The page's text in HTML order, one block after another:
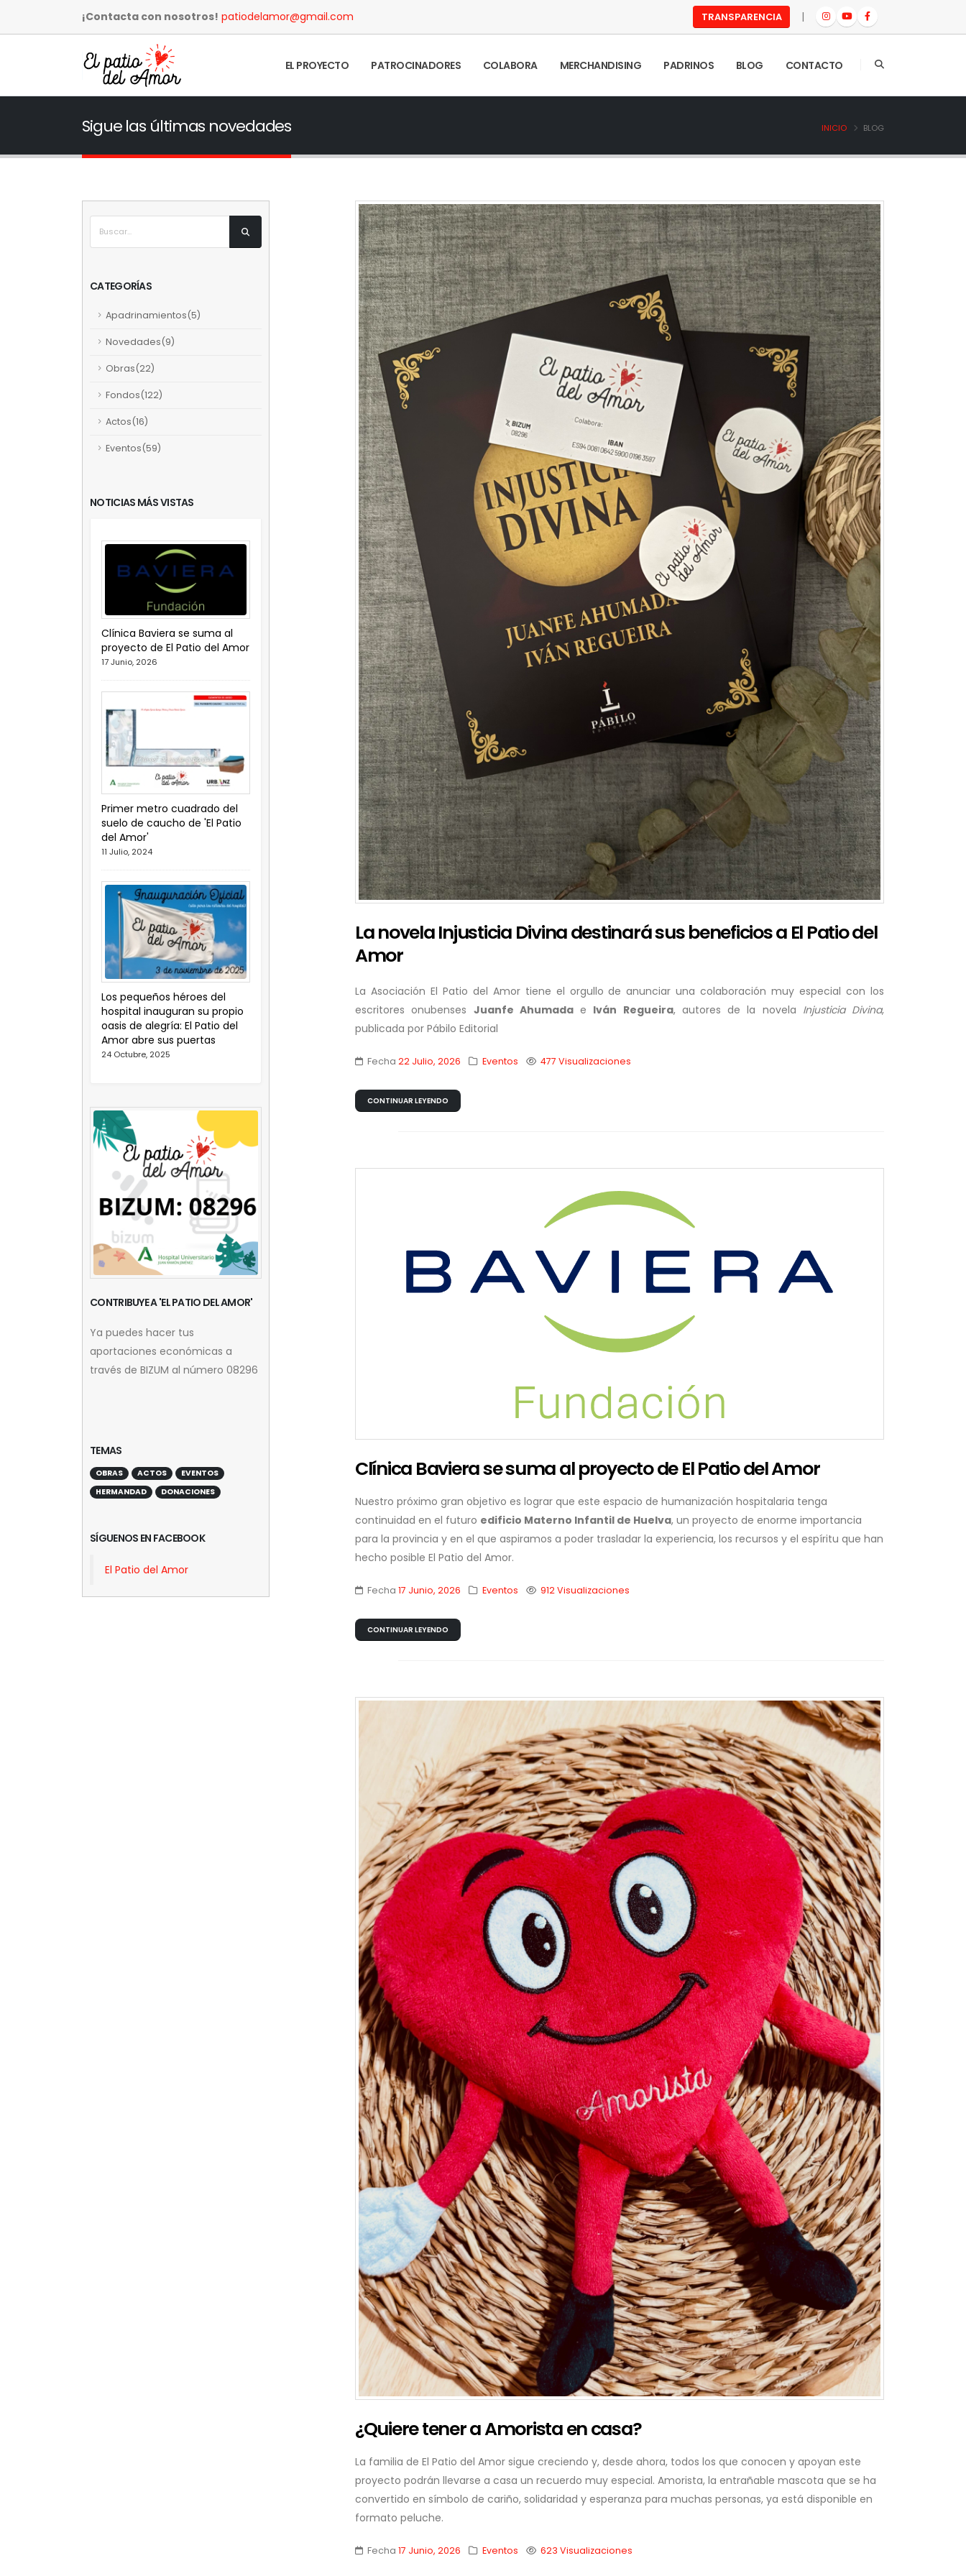
¡Contacta con nosotros! patiodelamor@gmail.com TRANSPARENCIA |
EL PROYECTO PATROCINADORES COLABORA MERCHANDISING PADRINOS BLOG CONTACTO
Sigue las últimas novedades INICIO BLOG
CATEGORÍAS
Apadrinamientos(5)
Novedades(9)
Obras(22)
Fondos(122)
Actos(16)
Eventos(59)
NOTICIAS MÁS VISTAS
Clínica Baviera se suma al
proyecto de El Patio del Amor
17 Junio, 2026
Primer metro cuadrado del
suelo de caucho de 'El Patio
del Amor'
11 Julio, 2024
Los pequeños héroes del
hospital inauguran su propio
oasis de alegría: El Patio del
Amor abre sus puertas
24 Octubre, 2025
CONTRIBUYE A 'EL PATIO DEL AMOR'
Ya puedes hacer tus
aportaciones económicas a
través de BIZUM al número 08296
TEMAS
OBRAS ACTOS
EVENTOS
HERMANDAD
DONACIONES
SÍGUENOS EN FACEBOOK
El Patio del Amor
La novela Injusticia Divina destinará sus beneficios a El Patio del
Amor
La Asociación El Patio del Amor tiene el orgullo de anunciar una colaboración muy especial con los
escritores onubenses Juanfe Ahumadae Iván Regueira, autores de la novela Injusticia Divina,
publicada por Pábilo Editorial
Fecha 22 Julio, 2026 Eventos 477 Visualizaciones
CONTINUAR LEYENDO
Clínica Baviera se suma al proyecto de El Patio del Amor
Nuestro próximo gran objetivo es lograr que este espacio de humanización hospitalaria tenga
continuidad en el futuro edificio Materno Infantil de Huelva, un proyecto de enorme importancia
para la provincia y en el que aspiramos a poder trasladar la experiencia, los recursos y el espíritu que han
hecho posible El Patio del Amor.
Fecha 17 Junio, 2026 Eventos 912 Visualizaciones
CONTINUAR LEYENDO
¿Quiere tener a Amorista en casa?
La familia de El Patio del Amor sigue creciendo y, desde ahora, todos los que conocen y apoyan este
proyecto podrán llevarse a casa un recuerdo muy especial. Amorista, la entrañable mascota que se ha
convertido en símbolo de cariño, solidaridad y esperanza para muchas personas, ya está disponible en
formato peluche.
Fecha 17 Junio, 2026 Eventos 623 Visualizaciones